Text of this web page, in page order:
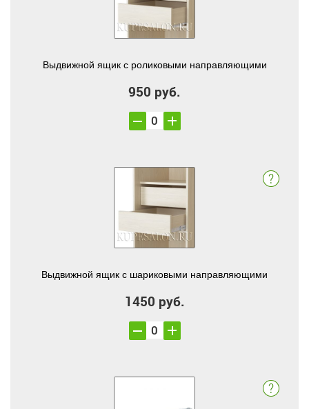
Выдвижной ящик с роликовыми направляющими
950 руб.
Выдвижной ящик с шариковыми направляющими
1450 руб.